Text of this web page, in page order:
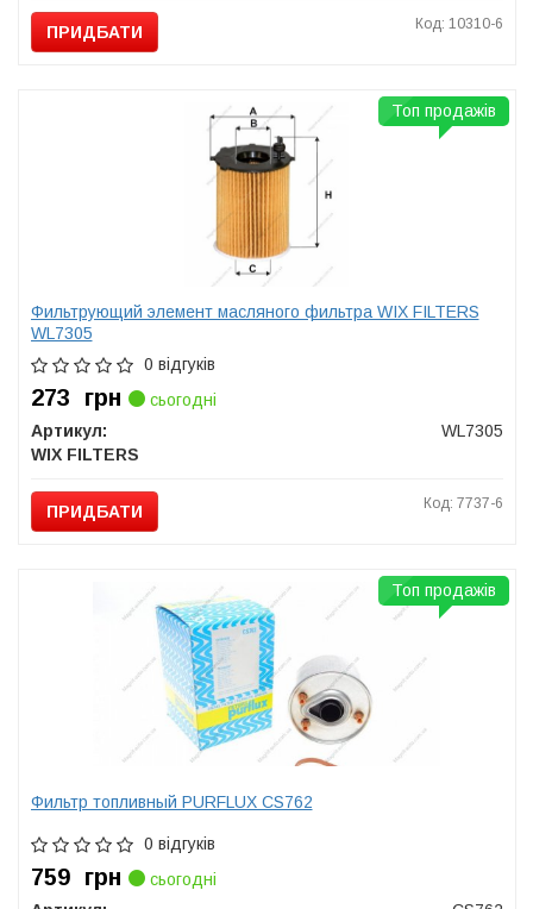
ПРИДБАТИ Код: 10310-6
Фильтрующий элемент масляного фильтра WIX FILTERS
WL7305
0 відгуків
273 грн
сьогодні
Артикул:
WL7305
WIX FILTERS
ПРИДБАТИ Код: 7737-6
Топ продажів
Фильтр топливный PURFLUX CS762
0 відгуків
759 грн
сьогодні
Топ продажів